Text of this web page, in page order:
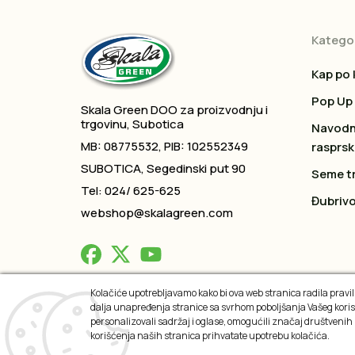
Skala Green DOO za proizvodnju i
trgovinu, Subotica
MB: 08775532, PIB: 102552349
SUBOTICA, Segedinski put 90
Tel: 024/ 625-625
webshop@skalagreen.com
Kap
Pop Up
Seme
2026 © All rights reserved
Kolačiće upotrebljavamo kako bi ova web stranica radila
dalja unapređenja stranice sa svrhom poboljšanja Vašeg
personalizovali sadržaj i oglase, omogućili značaj
korišćenja naših stranica prihvatate upotrebu kolačića.